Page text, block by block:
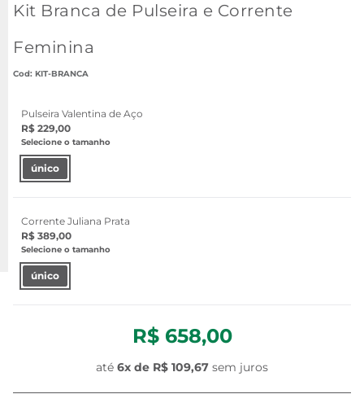
Kit Branca de Pulseira e Corrente
Feminina
: KIT-BRANCA
Pulseira Valentina de Aço
R$ 229,00
Selecione o tamanho
único
Corrente Juliana Prata
R$ 389,00
Selecione o tamanho
único
R$ 658,00
até 6x de R$ 109,67 sem juros